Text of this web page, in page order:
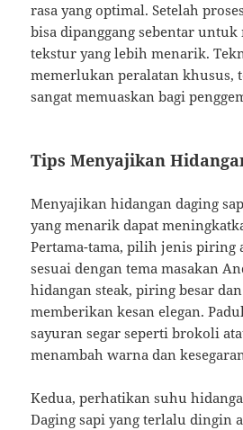
rasa yang optimal. Setelah
bisa dipanggang sebentar
tekstur yang lebih menarik.
memerlukan peralatan khusus,
sangat memuaskan bagi
Tips Menyajikan
Menyajikan hidangan daging
yang menarik dapat
Pertama-tama, pilih jenis piring
sesuai dengan tema masakan
hidangan steak, piring besar
memberikan kesan elegan.
sayuran segar seperti brokoli
menambah warna dan
Kedua, perhatikan suhu
Daging sapi yang terlalu dingin